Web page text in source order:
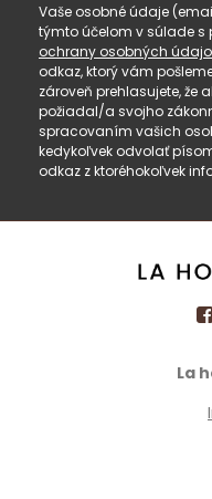
Vaše osobné údaje
týmto účelom v súlade
ochrany osobných
odkaz, ktorý vám
zároveň prehlasujete, že
požiadal/a svojho
spracovaním vašich
kedykoľvek odvolať
odkaz z ktoréhokoľvek
La